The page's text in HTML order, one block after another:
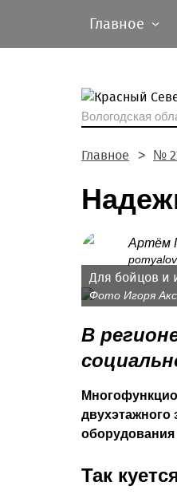
Главное
Вологодская
Главное №
Артём
Для бойцов и
Фото Игоря
В
двухэтажного
Так